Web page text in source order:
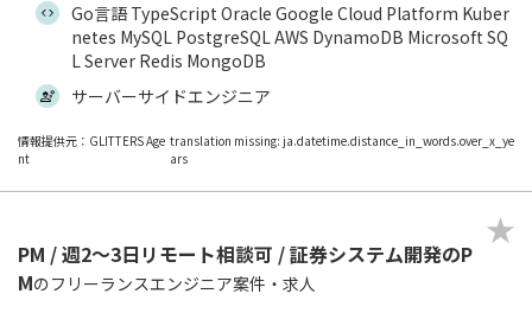
Go言語 TypeScript Oracle Google Cloud Platform Kuber
netes MySQL PostgreSQL AWS DynamoDB Microsoft SQ
L Server Redis MongoDB
サーバーサイドエンジニア
情報提供元：GLITTERS Age
nt
translation missing: ja.datetime.distance_in_words.over_x_ye
ars
PM / 週2～3日リモート相談可 / 証券システム開発のP
Mのフリーランスエンジニア案件・求人